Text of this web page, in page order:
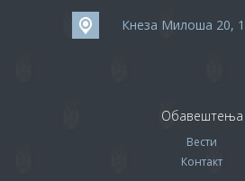
Кнеза Милоша 20,
Обавештења
Вести
Контакт